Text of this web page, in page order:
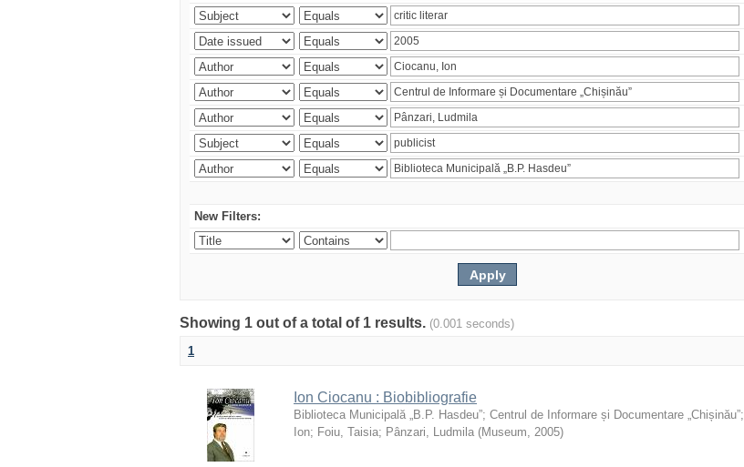
New Filters:
Showing 1 out of a total of 1 results. (0.001 seconds)
1
Ion Ciocanu : Biobibliografie
Biblioteca Municipală „B.P. Hasdeu”; Centrul de Informare și Documentare „Chișinău”;
Ion; Foiu, Taisia; Pânzari, Ludmila (Museum, 2005)